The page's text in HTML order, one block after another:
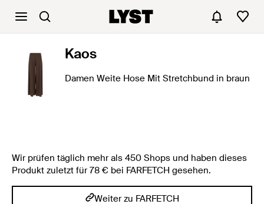
Kaos
Damen Weite Hose Mit Stretchbund in braun
Wir prüfen täglich mehr als 450 Shops und haben dieses
Produkt zuletzt für 78 € bei FARFETCH gesehen.
Weiter zu FARFETCH